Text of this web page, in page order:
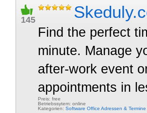
145
Find the perfect
minute. Manage
after-work event
appointments in
Preis: free
Betriebssytem: online
Kategorien: Software Office Adressen & Termine